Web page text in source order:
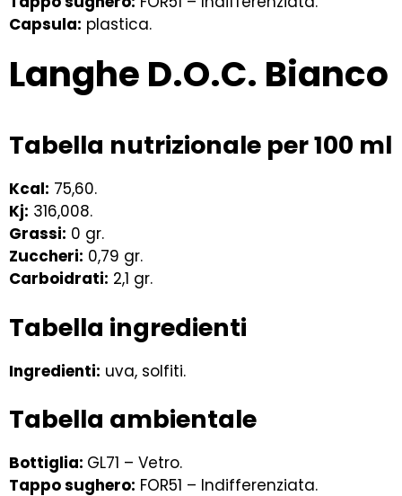
Capsula: plastica.
Langhe D.O.C. Bianco
Tabella nutrizionale per 100 ml
Kcal: 75,60.
Kj: 316,008.
Grassi: 0 gr.
Zuccheri: 0,79 gr.
Carboidrati: 2,1 gr.
Tabella ingredienti
Ingredienti: uva, solfiti.
Tabella ambientale
Bottiglia: GL71 – Vetro.
Tappo sughero: FOR51 – Indifferenziata.